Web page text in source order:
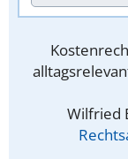
Wilfried